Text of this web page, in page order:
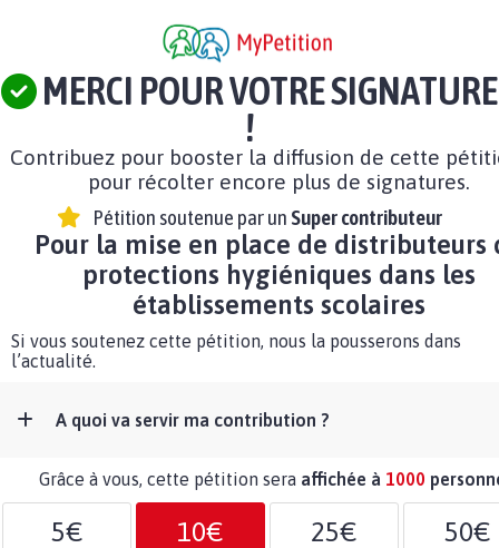
MERCI POUR VOTRE SIGNATURE
!
Contribuez pour booster la diffusion de cette
pour récolter encore plus de signatures.
Pétition soutenue par un Super contributeur
Pour la mise en place de distributeurs
protections hygiéniques dans les
établissements scolaires
Si vous soutenez cette pétition, nous la pousserons dans
l’actualité.
A quoi va servir ma contribution ?
Grâce à vous, cette pétition sera affichée à 1000
5€ 10€ 25€ 50€